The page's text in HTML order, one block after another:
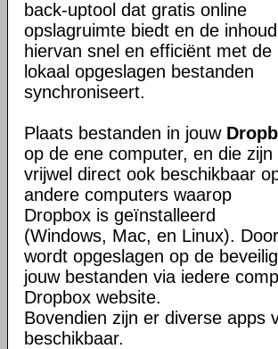
back-uptool dat gratis online
opslagruimte biedt en de inhoud
hiervan snel en efficiënt met de
lokaal opgeslagen bestanden
synchroniseert.
Plaats bestanden in jouw
op de ene computer, en die zijn
vrijwel direct ook beschikbaar
andere computers waarop
Dropbox is geïnstalleerd
(Windows, Mac, en Linux).
wordt opgeslagen op de
jouw bestanden via iedere
Dropbox website.
Bovendien zijn er diverse apps
beschikbaar.